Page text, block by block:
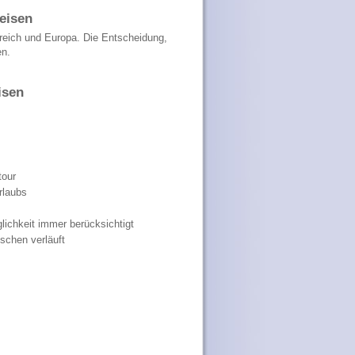
und Europa. Die Entscheidung,
immer berücksichtigt
verläuft